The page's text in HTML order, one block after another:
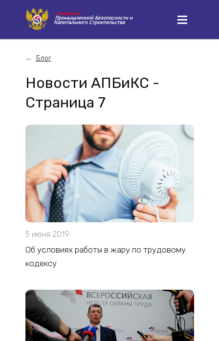
Блог
Новости АПБиКС -
Страница 7
5 июня 2019
Об условиях работы в жару по трудовому
кодексу